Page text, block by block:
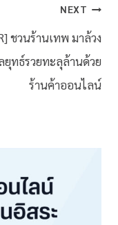
NEXT
ชวนร้านเทพ มาล้วง
ยุทธ์รวยทะลุล้านด้วย
ร้านค้าออนไลน์